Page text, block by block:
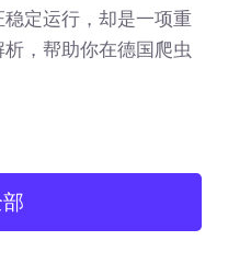
定运行，却是一项重
，帮助你在德国爬虫